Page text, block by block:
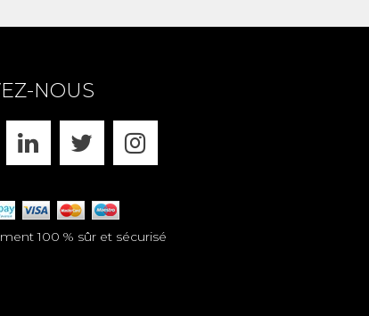
NOUS
100 % sûr et sécurisé